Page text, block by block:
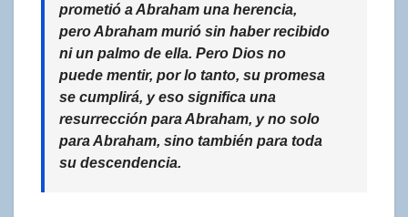
prometió a Abraham una herencia,
pero Abraham murió sin haber recibido
ni un palmo de ella. Pero Dios no
puede mentir, por lo tanto, su promesa
se cumplirá, y eso significa una
resurrección para Abraham, y no solo
para Abraham, sino también para toda
su descendencia.